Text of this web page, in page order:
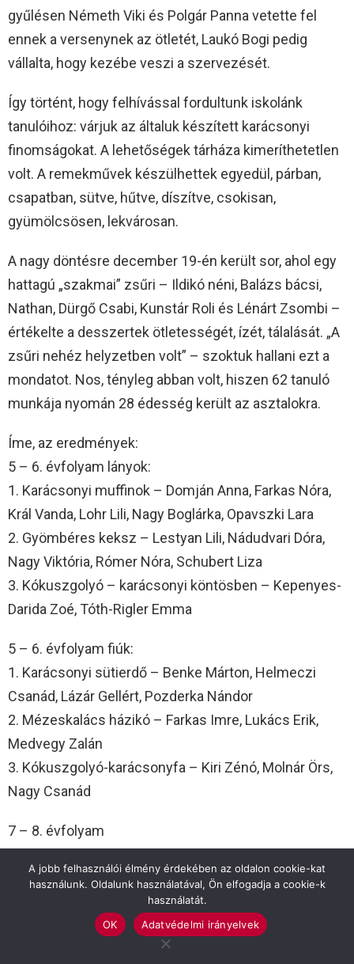
gyűlésen Németh Viki és Polgár Panna vetette fel
ennek a versenynek az ötletét, Laukó Bogi pedig
vállalta, hogy kezébe veszi a szervezését.
Így történt, hogy felhívással fordultunk iskolánk
tanulóihoz: várjuk az általuk készített karácsonyi
finomságokat. A lehetőségek tárháza kimeríthetetlen
volt. A remekművek készülhettek egyedül, párban,
csapatban, sütve, hűtve, díszítve, csokisan,
gyümölcsösen, lekvárosan.
A nagy döntésre december 19-én került sor, ahol egy
hattagú „szakmai” zsűri – Ildikó néni, Balázs bácsi,
Nathan, Dürgő Csabi, Kunstár Roli és Lénárt Zsombi –
értékelte a desszertek ötletességét, ízét, tálalását. „A
zsűri nehéz helyzetben volt” – szoktuk hallani ezt a
mondatot. Nos, tényleg abban volt, hiszen 62 tanuló
munkája nyomán 28 édesség került az asztalokra.
Íme, az eredmények:
5 – 6. évfolyam lányok:
1. Karácsonyi muffinok – Domján Anna, Farkas Nóra,
Král Vanda, Lohr Lili, Nagy Boglárka, Opavszki Lara
2. Gyömbéres keksz – Lestyan Lili, Nádudvari Dóra,
Nagy Viktória, Rómer Nóra, Schubert Liza
3. Kókuszgolyó – karácsonyi köntösben – Kepenyes-
Darida Zoé, Tóth-Rigler Emma
5 – 6. évfolyam fiúk:
1. Karácsonyi sütierdő – Benke Márton, Helmeczi
Csanád, Lázár Gellért, Pozderka Nándor
2. Mézeskalács házikó – Farkas Imre, Lukács Erik,
Medvegy Zalán
3. Kókuszgolyó-karácsonyfa – Kiri Zénó, Molnár Örs,
Nagy Csanád
7 – 8. évfolyam
Csasztvan Hajnalka, Kazekas Anna, Janowszky Gréta,
2. Mézi és társai – Szpisják Zsófia
3. Diótorta – Urbancsok Panna
A jobb felhasználói élmény érdekében az oldalon cookie-kat
használunk. Oldalunk használatával, Ön elfogadja a cookie-k
használatát.
OK
Adatvédelmi irányelvek